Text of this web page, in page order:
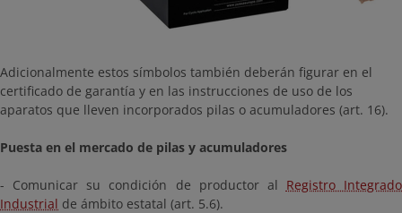
Adicionalmente estos símbolos también deberán figurar en el
certificado de garantía y en las instrucciones de uso de los
aparatos que lleven incorporados pilas o acumuladores (art. 16).
Puesta en el mercado de pilas y acumuladores
- Comunicar su condición de productor al Registro Integrado
Industrial de ámbito estatal (art. 5.6).